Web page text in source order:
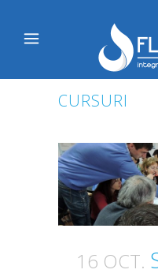
CURSURI
16 OCT.